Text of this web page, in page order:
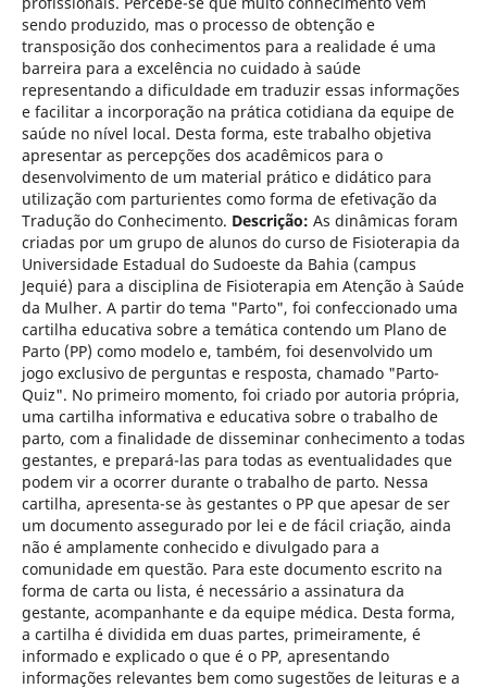
sendo produzido, mas o processo de obtenção e
transposição dos conhecimentos para a realidade é uma
barreira para a excelência no cuidado à saúde
representando a dificuldade em traduzir essas informações
e facilitar a incorporação na prática cotidiana da equipe de
saúde no nível local. Desta forma, este trabalho objetiva
apresentar as percepções dos acadêmicos para o
desenvolvimento de um material prático e didático para
utilização com parturientes como forma de efetivação da
Tradução do Conhecimento. Descrição: As dinâmicas foram
criadas por um grupo de alunos do curso de Fisioterapia da
Universidade Estadual do Sudoeste da Bahia (campus
Jequié) para a disciplina de Fisioterapia em Atenção à Saúde
da Mulher. A partir do tema "Parto", foi confeccionado uma
cartilha educativa sobre a temática contendo um Plano de
Parto (PP) como modelo e, também, foi desenvolvido um
jogo exclusivo de perguntas e resposta, chamado "Parto-
Quiz". No primeiro momento, foi criado por autoria própria,
uma cartilha informativa e educativa sobre o trabalho de
parto, com a finalidade de disseminar conhecimento a todas
gestantes, e prepará-las para todas as eventualidades que
podem vir a ocorrer durante o trabalho de parto. Nessa
cartilha, apresenta-se às gestantes o PP que apesar de ser
um documento assegurado por lei e de fácil criação, ainda
não é amplamente conhecido e divulgado para a
comunidade em questão. Para este documento escrito na
forma de carta ou lista, é necessário a assinatura da
gestante, acompanhante e da equipe médica. Desta forma,
a cartilha é dividida em duas partes, primeiramente, é
informado e explicado o que é o PP, apresentando
informações relevantes bem como sugestões de leituras e a